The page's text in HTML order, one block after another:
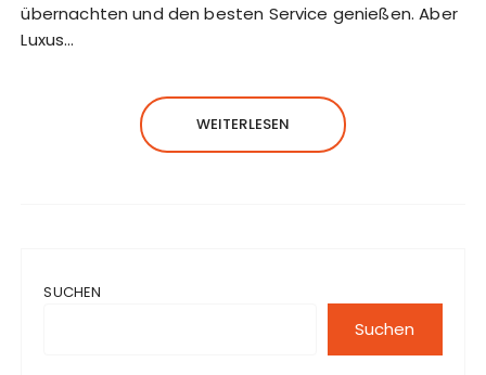
übernachten und den besten Service genießen. Aber
Luxus…
WEITERLESEN
SUCHEN
Suchen